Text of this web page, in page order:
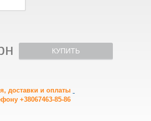
КУПИТЬ
доставки и оплаты
+38067463-85-86